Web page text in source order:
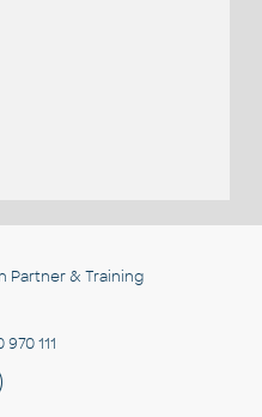
Partner & Training
111